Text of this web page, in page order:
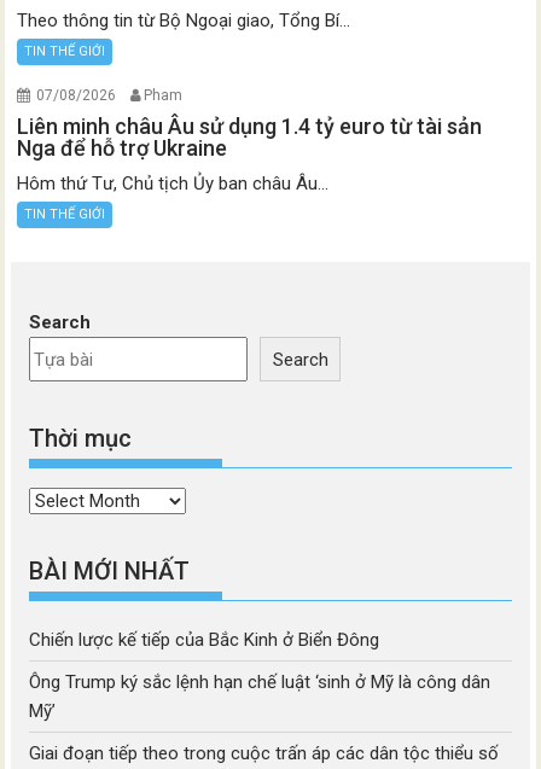
Theo thông tin từ Bộ Ngoại giao, Tổng Bí...
TIN THẾ GIỚI
07/08/2026 Pham
Liên minh châu Âu sử dụng 1.4 tỷ euro từ tài sản
Nga để hỗ trợ Ukraine
Hôm thứ Tư, Chủ tịch Ủy ban châu Âu...
TIN THẾ GIỚI
Search
Search
Thời mục
Thời
BÀI MỚI NHẤT
Chiến lược kế tiếp của Bắc Kinh ở Biển Đông
Ông Trump ký sắc lệnh hạn chế luật ‘sinh ở Mỹ là công dân
Mỹ’
Giai đoạn tiếp theo trong cuộc trấn áp các dân tộc thiểu số